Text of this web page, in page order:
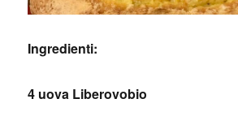
Ingredienti:
4 uova Liberovobio